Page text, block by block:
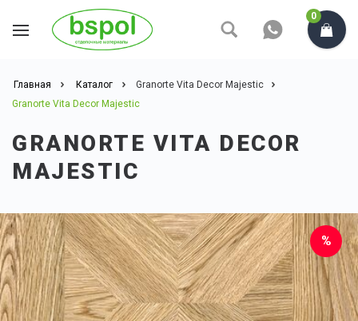
0
Главная Каталог
Granorte Vita Decor Majestic
Granorte Vita Decor Majestic
GRANORTE VITA DECOR
MAJESTIC